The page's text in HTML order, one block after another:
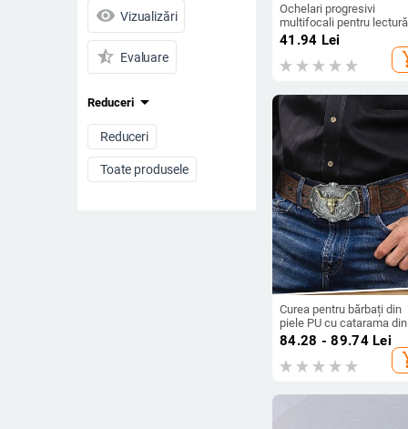
visibility Vizualizări
star_half Evaluare
Reduceri arrow_drop_down
Reduceri
Toate produsele
Ochelari progresivi
multifocali pentru
protecție împotriva
albastre, lentile din
policarbonat, ramă
pentru distanță,
41.94 Lei
Curea pentru bărbați din
piele PU cu catarama din
aliaj, tip placă, finisaj
embosat, design original
84.28 - 89.74Lei